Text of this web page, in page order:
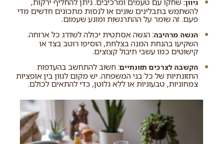
גיוון:
להשתמש בתבלינים שונים או לנסות מתכונים חדשים מדי
פעם. זה שומר על ההתרגשות ומונע שעמום.
הגשה מרהיבה: הגשה אסתטית יכולה לשדרג כל ארוחה.
השקיעו בהנחת המנה בצלחת, הוסיפו רוטב בצד או
קישוטים כמו עשבי תיבול קצוצים.
הקשבה לצרכים תזונתיים: חשוב להתחשב בהעדפות
התזונתיות של כל בני המשפחה. יש מקום לגוון בין אופציות
צמחוניות, טבעוניות או ללא גלוטן, כדי להתאים לכולם.